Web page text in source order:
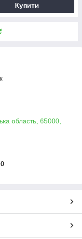
Купити
область, 65000,